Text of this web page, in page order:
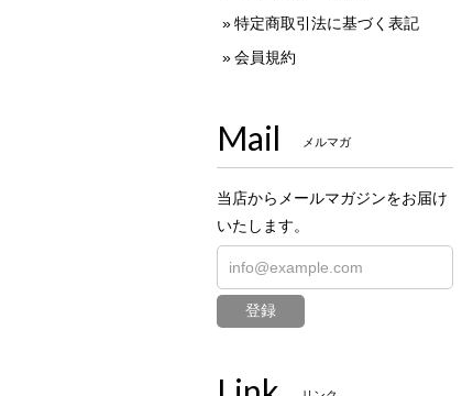
特定商取引法に基づく表記
会員規約
Mail メルマガ
当店からメールマガジンをお届け
いたします。
登録